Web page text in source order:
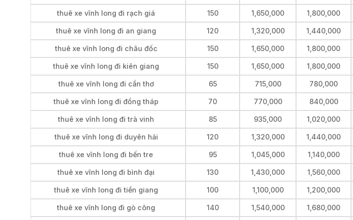
thuê xe vĩnh long đi rạch giá 150 1,650,000 1,800,000
thuê xe vĩnh long đi an giang 120 1,320,000 1,440,000
thuê xe vĩnh long đi châu đốc 150 1,650,000 1,800,000
thuê xe vĩnh long đi kiên giang 150 1,650,000 1,800,000
thuê xe vĩnh long đi cần thơ 65 715,000 780,000
thuê xe vĩnh long đi đồng tháp 70 770,000 840,000
thuê xe vĩnh long đi trà vinh 85 935,000 1,020,000
thuê xe vĩnh long đi duyên hải 120 1,320,000 1,440,000
thuê xe vĩnh long đi bến tre 95 1,045,000 1,140,000
thuê xe vĩnh long đi bình đại 130 1,430,000 1,560,000
thuê xe vĩnh long đi tiền giang 100 1,100,000 1,200,000
thuê xe vĩnh long đi gò công 140 1,540,000 1,680,000